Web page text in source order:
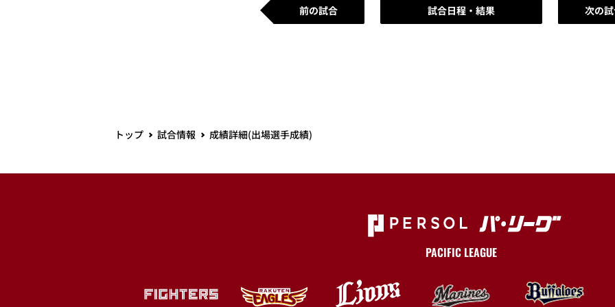
前の試合 試合日程・結果 次の
トップ 試合情報 成績詳細(出場選手成績)
PACIFIC LEAGUE